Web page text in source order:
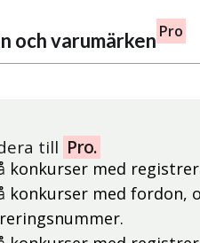
och varumärken Pro
till Pro.
konkurser med
konkurser med fordon,